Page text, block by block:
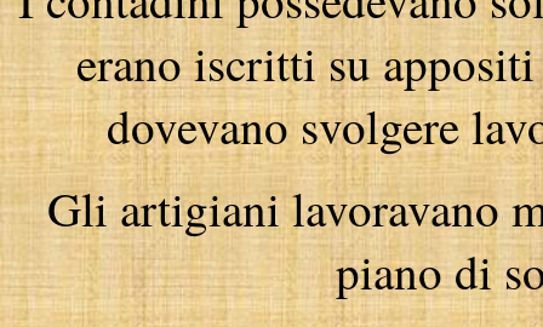
erano iscritti su
dovevano svolgere
Gli artigiani lavoravano
piano di